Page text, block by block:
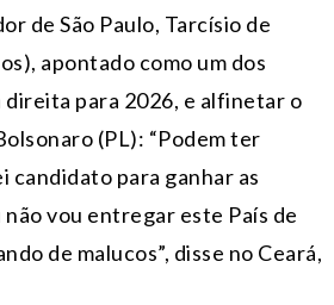
de São Paulo, Tarcísio de
apontado como um dos
direita para 2026, e alfinetar o
(PL): “Podem ter
candidato para ganhar as
vou entregar este País de
de malucos”, disse no Ceará,